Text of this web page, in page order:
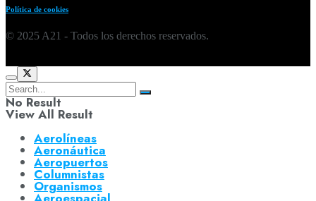
Política de cookies
© 2025 A21 - Todos los derechos reservados.
No Result
View All Result
Aerolíneas
Aeronáutica
Aeropuertos
Columnistas
Organismos